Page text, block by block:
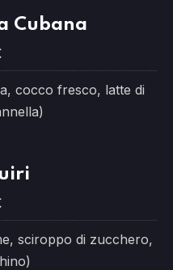
Cubana
cocco fresco, latte di
sciroppo di zucchero,